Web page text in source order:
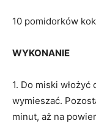
10 pomidorków
WYKONANIE
1. Do miski
wymieszać.
minut, aż na